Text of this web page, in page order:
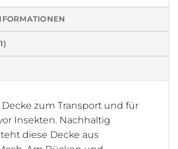
zum Transport und für
Insekten. Nachhaltig
diese Decke aus